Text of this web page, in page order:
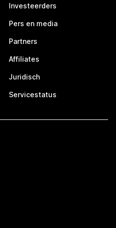
Investeerders
Pers en media
Partners
Affiliates
Juridisch
Servicestatus